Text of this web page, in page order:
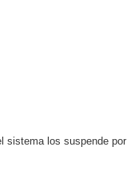
sistema los suspende por